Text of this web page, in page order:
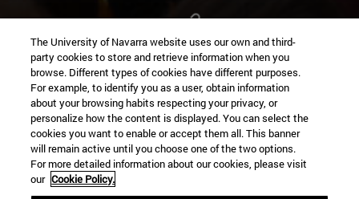
Jornadas Interactivas de Cirugía para
Estudiantes
Buscan promover la educación quirúrgica
mediante el intercambio de experiencias y
conocimientos entre los estudiantes.
The University of Navarra website uses our own and third-
party cookies to store and retrieve information when you
browse. Different types of cookies have different purposes.
For example, to identify you as a user, obtain information
about your browsing habits respecting your privacy, or
personalize how the content is displayed. You can select the
cookies you want to enable or accept them all. This banner
will remain active until you choose one of the two options.
For more detailed information about our cookies, please visit
our Cookie Policy.